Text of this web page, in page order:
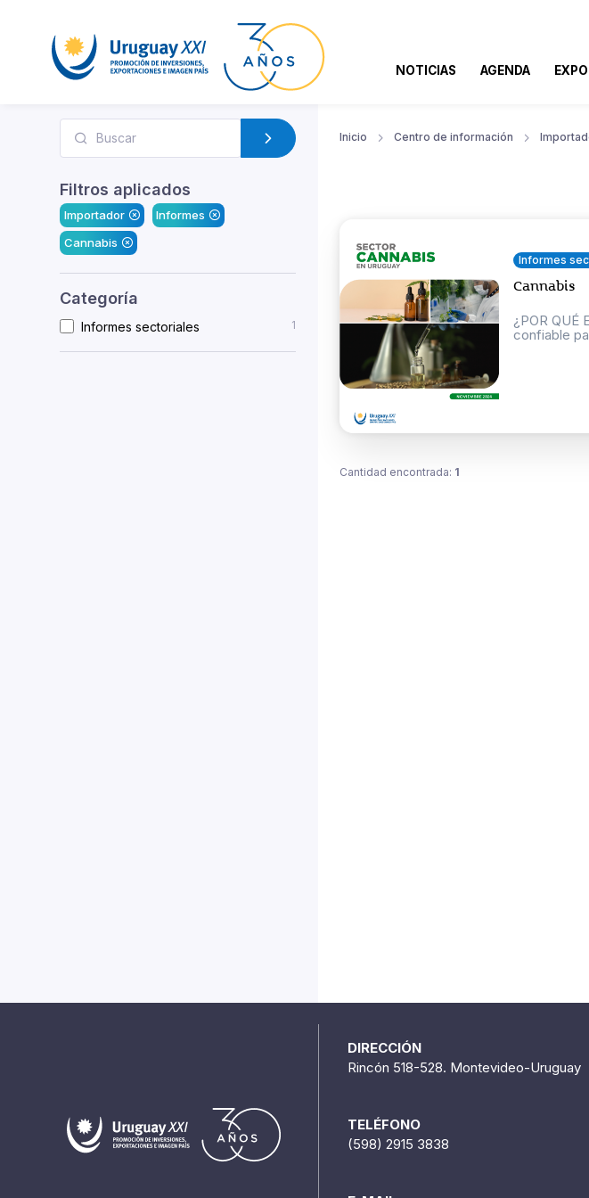
NOTICIAS AGENDA
Filtros aplicados
Importador
Informes
Cannabis
Categoría
Informes sectoriales 1
Inicio Centro de información
Informes
Cannabis
¿POR QUÉ
confiable
Cantidad encontrada: 1
DIRECCIÓN
Rincón 518-528. Montevideo-Uruguay
TELÉFONO
(598) 2915 3838